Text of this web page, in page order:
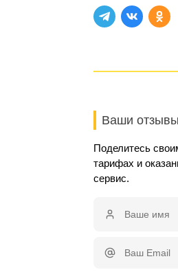
Ваши
Поделитесь
тарифах и
сервис.